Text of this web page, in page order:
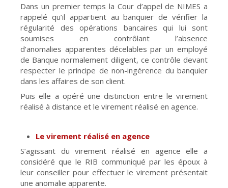
Dans un premier temps la Cour d’appel de NIMES a
rappelé qu’il appartient au banquier de vérifier la
régularité des opérations bancaires qui lui sont
soumises en contrôlant l’absence
d’anomalies apparentes décelables par un employé
de Banque normalement diligent, ce contrôle devant
respecter le principe de non-ingérence du banquier
dans les affaires de son client.
Puis elle a opéré une distinction entre le virement
réalisé à distance et le virement réalisé en agence.
Le virement réalisé en agence
S’agissant du virement réalisé en agence elle a
considéré que le RIB communiqué par les époux à
leur conseiller pour effectuer le virement présentait
une anomalie apparente.